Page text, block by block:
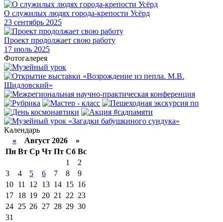
О служилых людях города-крепости Усёрд
23 сентябрь 2025
Проект продолжает свою работу
17 июль 2025
Фотогалерея
Календарь
« Август 2026 »
Пн Вт Ср Чт Пт Сб Вс
1
2
3
4 5 6 7 8
9
10 11 12 13 14 15 16
17 18 19 20 21 22 23
24 25 26 27 28 29 30
31